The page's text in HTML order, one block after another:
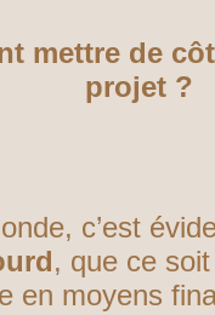
mettre de
projet ?
c’est
, que ce
en moyens